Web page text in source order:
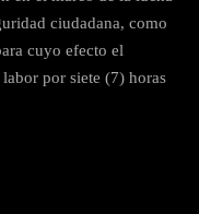
ciudadana, como
cuyo efecto el
por siete (7) horas